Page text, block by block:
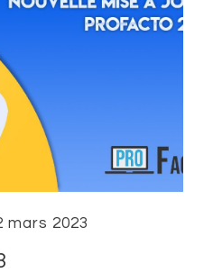
mars 2023